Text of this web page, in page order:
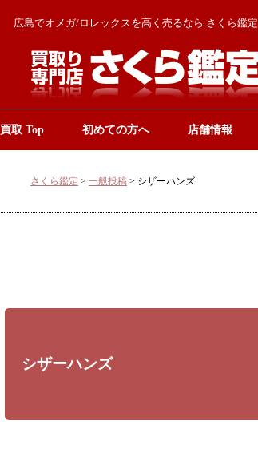
広島でオメガ/ロレックスを高く売るなら さくら鑑定
買取 Top 初めての方へ 店舗情報
さくら鑑定 > 一般投稿 > シザーハンズ
シザーハンズ